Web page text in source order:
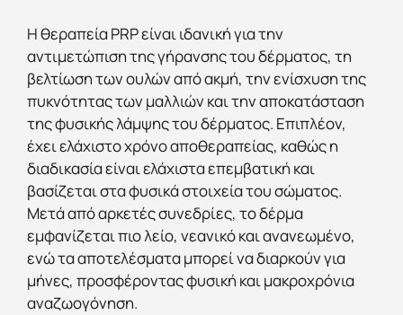
Η θεραπεία PRP είναι ιδανική για την
αντιμετώπιση της γήρανσης του δέρματος, τη
βελτίωση των ουλών από ακμή, την ενίσχυση της
πυκνότητας των μαλλιών και την αποκατάσταση
της φυσικής λάμψης του δέρματος. Επιπλέον,
έχει ελάχιστο χρόνο αποθεραπείας, καθώς η
διαδικασία είναι ελάχιστα επεμβατική και
βασίζεται στα φυσικά στοιχεία του σώματος.
Μετά από αρκετές συνεδρίες, το δέρμα
εμφανίζεται πιο λείο, νεανικό και ανανεωμένο,
ενώ τα αποτελέσματα μπορεί να διαρκούν για
μήνες, προσφέροντας φυσική και μακροχρόνια
αναζωογόνηση.